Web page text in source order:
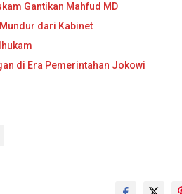
Gantikan Mahfud MD
dari Kabinet
di Era Pemerintahan Jokowi